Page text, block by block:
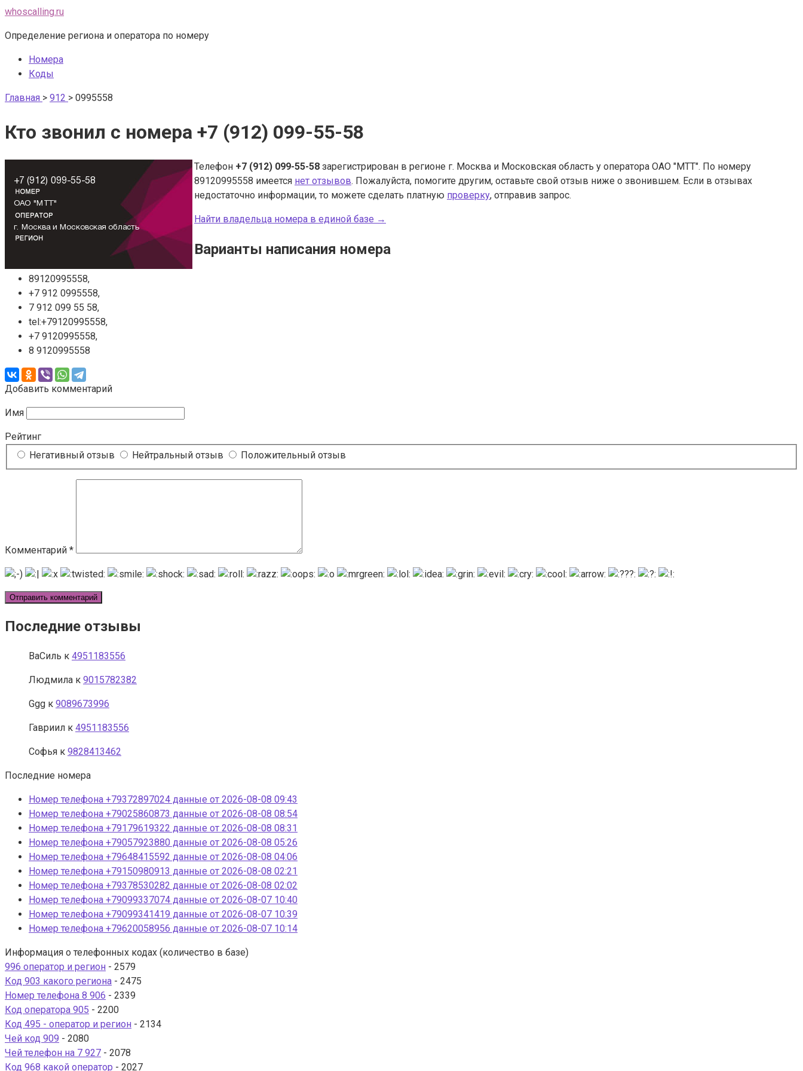
Перейти
контенту
whoscalling.ru
Определение региона и оператора по номеру
Номера
Коды
Главная > 912 > 0995558
Кто звонил с номера +7 (912) 099-55-58
Телефон +7 (912) 099-55-58 зарегистрирован в регионе г. Москва и Московская область у оператора ОАО "МТТ". По номеру
89120995558 имеется нет отзывов. Пожалуйста, помогите другим, оставьте свой отзыв ниже о звонившем. Если в отзывах
недостаточно информации, то можете сделать платную проверку, отправив запрос.
Найти владельца номера в единой базе →
Варианты написания номера
89120995558,
+7 912 0995558,
7 912 099 55 58,
tel:+79120995558,
+7 9120995558,
8 9120995558
Добавить комментарий
Имя
Рейтинг
Негативный отзыв
Нейтральный отзыв Положительный отзыв
Комментарий *
Последние отзывы
ВаСиль к 4951183556
Людмила к 9015782382
Ggg к 9089673996
Гавриил к 4951183556
Софья к 9828413462
Последние номера
Номер телефона +79372897024 данные от 2026-08-08 09:43
Номер телефона +79025860873 данные от 2026-08-08 08:54
Номер телефона +79179619322 данные от 2026-08-08 08:31
Номер телефона +79057923880 данные от 2026-08-08 05:26
Номер телефона +79648415592 данные от 2026-08-08 04:06
Номер телефона +79150980913 данные от 2026-08-08 02:21
Номер телефона +79378530282 данные от 2026-08-08 02:02
Номер телефона +79099337074 данные от 2026-08-07 10:40
Номер телефона +79099341419 данные от 2026-08-07 10:39
Номер телефона +79620058956 данные от 2026-08-07 10:14
Информация о телефонных кодах (количество в базе)
996 оператор и регион - 2579
Код 903 какого региона - 2475
Номер телефона 8 906 - 2339
Код оператора 905 - 2200
Код 495 - оператор и регион - 2134
Чей код 909 - 2080
Чей телефон на 7 927 - 2078
Код 968 какой оператор - 2027